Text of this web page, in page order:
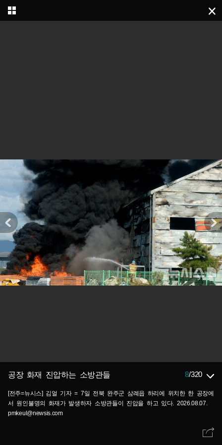
공장 화재 진압하는 소방관들 8/320
[전주=뉴시스] 김얼 기자 = 7일 전북 완주군 삼례읍 하리에 위치한 한 공장에
서 원인불명의 화재가 발생하자 소방관들이 진압을 하고 있다. 2026.08.07.
pmkeul@newsis.com